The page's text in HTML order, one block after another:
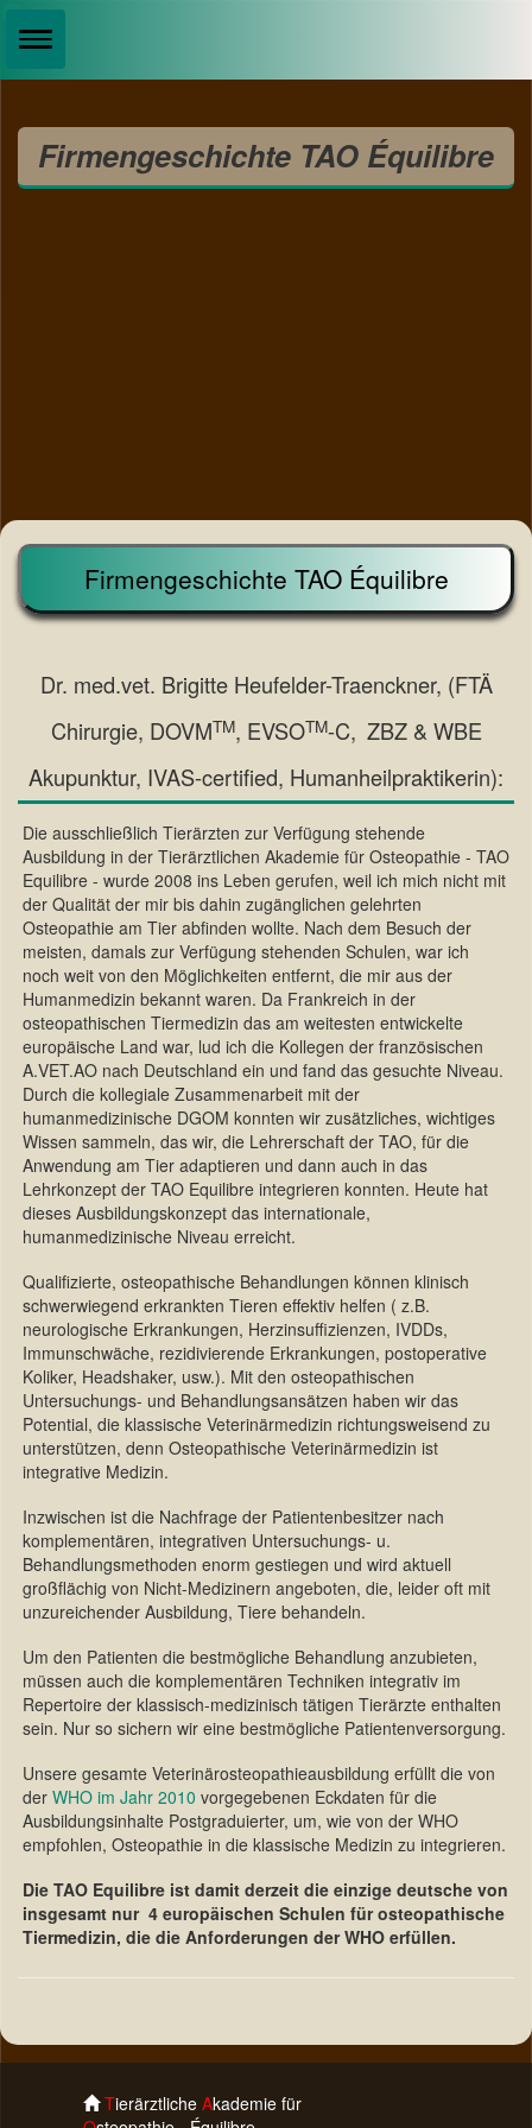
Firmengeschichte TAO Équilibre
Firmengeschichte TAO Équilibre
Dr. med.vet. Brigitte Heufelder-Traenckner, (FTÄ
Chirurgie, DOVMTM, EVSOTM-C, ZBZ & WBE
Akupunktur, IVAS-certified, Humanheilpraktikerin):
Die ausschließlich Tierärzten zur Verfügung stehende
Ausbildung in der Tierärztlichen Akademie für Osteopathie - TAO
Equilibre - wurde 2008 ins Leben gerufen, weil ich mich nicht mit
der Qualität der mir bis dahin zugänglichen gelehrten
Osteopathie am Tier abfinden wollte. Nach dem Besuch der
meisten, damals zur Verfügung stehenden Schulen, war ich
noch weit von den Möglichkeiten entfernt, die mir aus der
Humanmedizin bekannt waren. Da Frankreich in der
osteopathischen Tiermedizin das am weitesten entwickelte
europäische Land war, lud ich die Kollegen der französischen
A.VET.AO nach Deutschland ein und fand das gesuchte Niveau.
Durch die kollegiale Zusammenarbeit mit der
humanmedizinische DGOM konnten wir zusätzliches, wichtiges
Wissen sammeln, das wir, die Lehrerschaft der TAO, für die
Anwendung am Tier adaptieren und dann auch in das
Lehrkonzept der TAO Equilibre integrieren konnten. Heute hat
dieses Ausbildungskonzept das internationale,
humanmedizinische Niveau erreicht.
Qualifizierte, osteopathische Behandlungen können klinisch
schwerwiegend erkrankten Tieren effektiv helfen ( z.B.
neurologische Erkrankungen, Herzinsuffizienzen, IVDDs,
Immunschwäche, rezidivierende Erkrankungen, postoperative
Koliker, Headshaker, usw.). Mit den osteopathischen
Untersuchungs- und Behandlungsansätzen haben wir das
Potential, die klassische Veterinärmedizin richtungsweisend zu
unterstützen, denn Osteopathische Veterinärmedizin ist
integrative Medizin.
Inzwischen ist die Nachfrage der Patientenbesitzer nach
komplementären, integrativen Untersuchungs- u.
Behandlungsmethoden enorm gestiegen und wird aktuell
großflächig von Nicht-Medizinern angeboten, die, leider oft mit
unzureichender Ausbildung, Tiere behandeln.
Um den Patienten die bestmögliche Behandlung anzubieten,
müssen auch die komplementären Techniken integrativ im
Repertoire der klassisch-medizinisch tätigen Tierärzte enthalten
sein. Nur so sichern wir eine bestmögliche Patientenversorgung.
Unsere gesamte Veterinärosteopathieausbildung erfüllt die von
der WHO im Jahr 2010 vorgegebenen Eckdaten für die
Ausbildungsinhalte Postgraduierter, um, wie von der WHO
empfohlen, Osteopathie in die klassische Medizin zu integrieren.
Die TAO Equilibre ist damit derzeit die einzige deutsche von
insgesamt nur 4 europäischen Schulen für osteopathische
Tiermedizin, die die Anforderungen der WHO erfüllen.
Tierärztliche Akademie für